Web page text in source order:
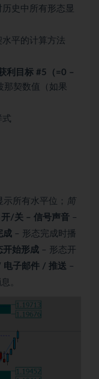
史中所有形态显
平的计算方法
利目标 #5（=0 –
那契数值（如果
式
所有水平位； 简
开/关 – 信号声音 –
成 – 形态完成时播
开始形成 – 形态开
电子邮件 / 推送 –
。